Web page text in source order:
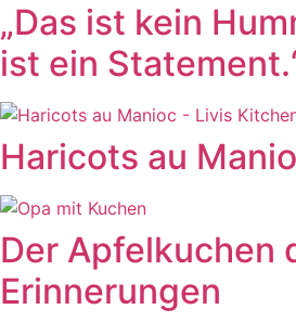
„Das ist kein
ist ein
Haricots au
Der Apfelkuchen
Erinnerungen